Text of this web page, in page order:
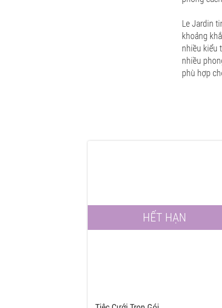
Le Jardin
khoảng
nhiều kiểu
nhiều
phù hợp
HẾT HẠN